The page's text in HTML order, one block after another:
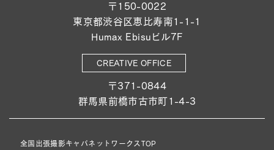
〒150-0022
東京都渋谷区恵比寿南1-1-1
Humax Ebisuビル7F
CREATIVE OFFICE
〒371-0844
群馬県前橋市古市町1-4-3
全国出張撮影キャパネットワークスTOP